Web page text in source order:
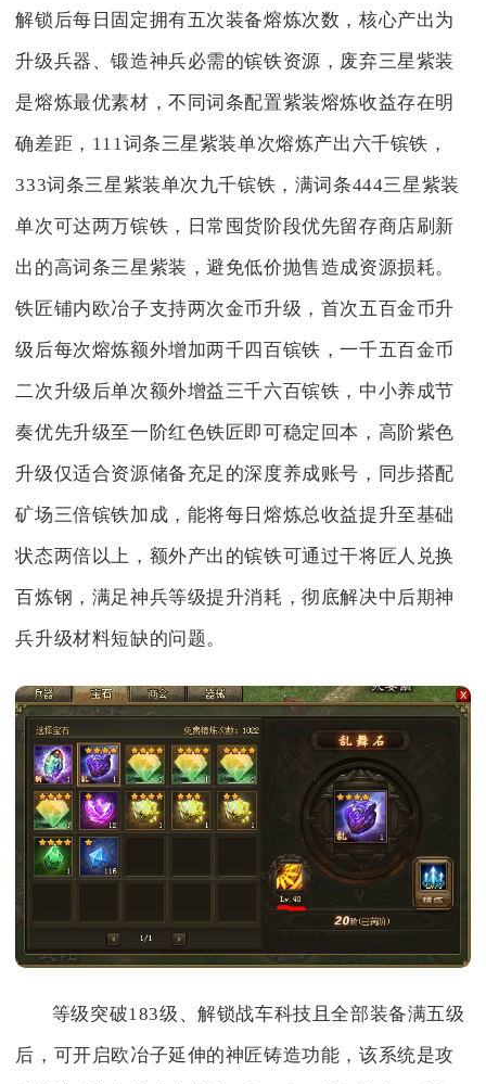
解锁后每日固定拥有五次装备熔炼次数，核心产出为
升级兵器、锻造神兵必需的镔铁资源，废弃三星紫装
是熔炼最优素材，不同词条配置紫装熔炼收益存在明
确差距，111词条三星紫装单次熔炼产出六千镔铁，
333词条三星紫装单次九千镔铁，满词条444三星紫装
单次可达两万镔铁，日常囤货阶段优先留存商店刷新
出的高词条三星紫装，避免低价抛售造成资源损耗。
铁匠铺内欧冶子支持两次金币升级，首次五百金币升
级后每次熔炼额外增加两千四百镔铁，一千五百金币
二次升级后单次额外增益三千六百镔铁，中小养成节
奏优先升级至一阶红色铁匠即可稳定回本，高阶紫色
升级仅适合资源储备充足的深度养成账号，同步搭配
矿场三倍镔铁加成，能将每日熔炼总收益提升至基础
状态两倍以上，额外产出的镔铁可通过干将匠人兑换
百炼钢，满足神兵等级提升消耗，彻底解决中后期神
兵升级材料短缺的问题。
等级突破183级、解锁战车科技且全部装备满五级
后，可开启欧冶子延伸的神匠铸造功能，该系统是攻